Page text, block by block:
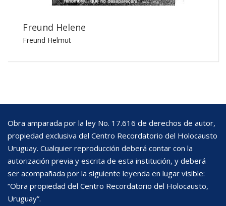
Freund Helene
Freund Helmut
Obra amparada por la ley No. 17.616 de derechos de autor,
propiedad exclusiva del Centro Recordatorio del Holocausto
Uruguay. Cualquier reproducción deberá contar con la
autorización previa y escrita de esta institución, y deberá
ser acompañada por la siguiente leyenda en lugar visible:
“Obra propiedad del Centro Recordatorio del Holocausto,
Uruguay”.